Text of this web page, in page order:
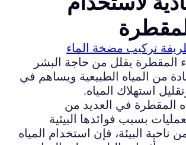
تركيب مضخة الماء
المقطرة يقلل من حاجة البشر
من المياه الطبيعية ويساهم في
استهلاك المياه.
المقطرة في العديد من
بسبب فوائدها البيئية
ناحية البيئة، فإن استخدام المياه